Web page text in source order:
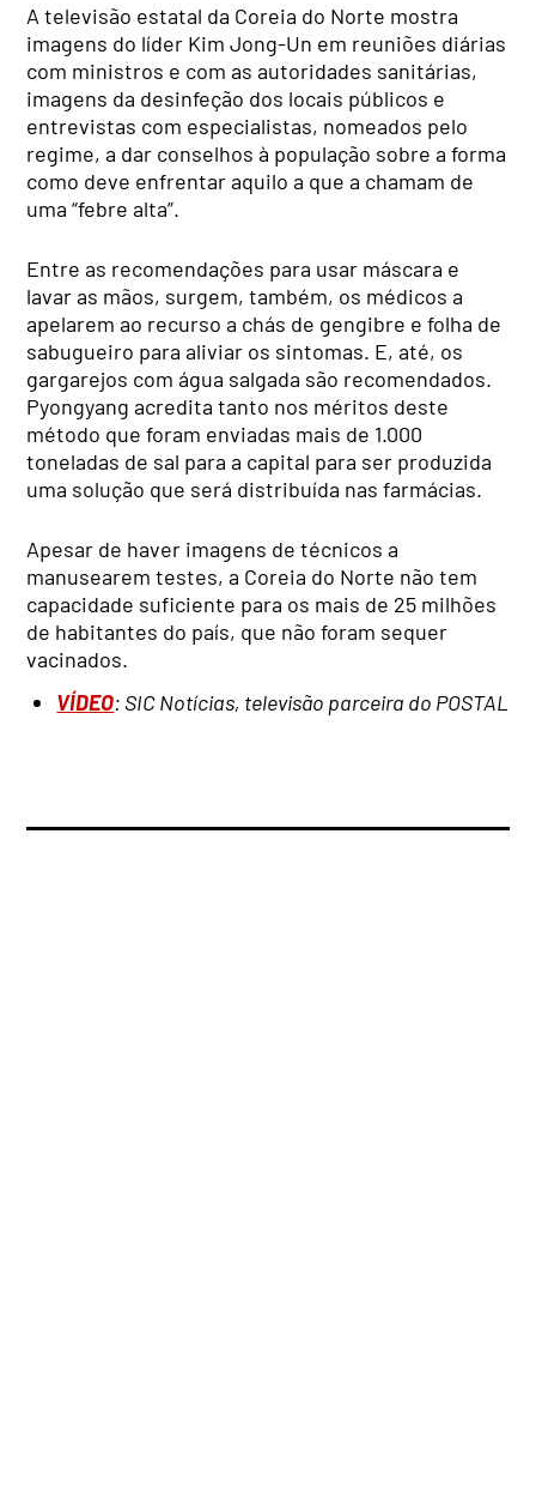
A televisão estatal da Coreia do Norte mostra
imagens do líder Kim Jong-Un em reuniões diárias
com ministros e com as autoridades sanitárias,
imagens da desinfeção dos locais públicos e
entrevistas com especialistas, nomeados pelo
regime, a dar conselhos à população sobre a forma
como deve enfrentar aquilo a que a chamam de
uma “febre alta”.
Entre as recomendações para usar máscara e
lavar as mãos, surgem, também, os médicos a
apelarem ao recurso a chás de gengibre e folha de
sabugueiro para aliviar os sintomas. E, até, os
gargarejos com água salgada são recomendados.
Pyongyang acredita tanto nos méritos deste
método que foram enviadas mais de 1.000
toneladas de sal para a capital para ser produzida
uma solução que será distribuída nas farmácias.
Apesar de haver imagens de técnicos a
manusearem testes, a Coreia do Norte não tem
capacidade suficiente para os mais de 25 milhões
de habitantes do país, que não foram sequer
vacinados.
VÍDEO: SIC Notícias, televisão parceira do POSTAL